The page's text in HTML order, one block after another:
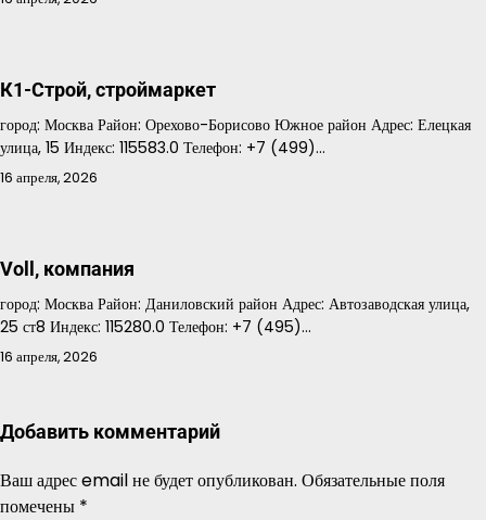
К1-Строй, строймаркет
город: Москва Район: Орехово-Борисово Южное район Адрес: Елецкая
улица, 15 Индекс: 115583.0 Телефон: +7 (499)…
16 апреля, 2026
Voll, компания
город: Москва Район: Даниловский район Адрес: Автозаводская улица,
25 ст8 Индекс: 115280.0 Телефон: +7 (495)…
16 апреля, 2026
Добавить комментарий
Ваш адрес email не будет опубликован. Обязательные поля
помечены *